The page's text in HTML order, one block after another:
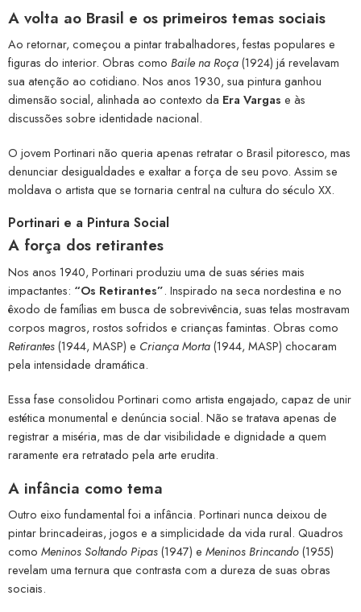
A volta ao Brasil e os primeiros temas sociais
Ao retornar, começou a pintar trabalhadores, festas populares e
figuras do interior. Obras como Baile na Roça(1924) já revelavam
sua atenção ao cotidiano. Nos anos 1930, sua pintura ganhou
dimensão social, alinhada ao contexto da Era Vargas e às
discussões sobre identidade nacional.
O jovem Portinari não queria apenas retratar o Brasil pitoresco, mas
denunciar desigualdades e exaltar a força de seu povo. Assim se
moldava o artista que se tornaria central na cultura do século XX.
Portinari e a Pintura Social
A força dos retirantes
Nos anos 1940, Portinari produziu uma de suas séries mais
impactantes: “Os Retirantes”. Inspirado na seca nordestina e no
êxodo de famílias em busca de sobrevivência, suas telas mostravam
corpos magros, rostos sofridos e crianças famintas. Obras como
Retirantes(1944, MASP) e Criança Morta(1944, MASP) chocaram
pela intensidade dramática.
Essa fase consolidou Portinari como artista engajado, capaz de unir
estética monumental e denúncia social. Não se tratava apenas de
registrar a miséria, mas de dar visibilidade e dignidade a quem
raramente era retratado pela arte erudita.
A infância como tema
Outro eixo fundamental foi a infância. Portinari nunca deixou de
pintar brincadeiras, jogos e a simplicidade da vida rural. Quadros
como Meninos Soltando Pipas(1947) e Meninos Brincando(1955)
revelam uma ternura que contrasta com a dureza de suas obras
sociais.